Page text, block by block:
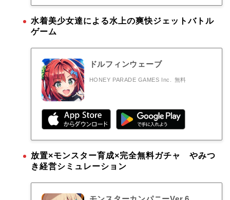
水着美少女達による水上の爽快ジェットバトル
ゲーム
ドルフィンウェーブ
HONEY PARADE GAMES Inc. 無料
放置×モンスター育成×完全無料ガチャ やみつ
き経営シミュレーション